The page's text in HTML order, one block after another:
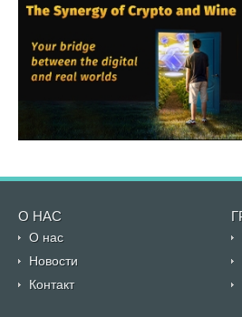
О НАС
О нас
Новости
Контакт